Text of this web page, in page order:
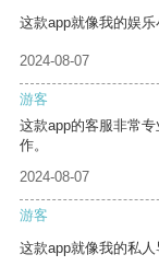
这款app就像我的娱乐
2024-08-07
游客
这款app的客服非常
作。
2024-08-07
游客
这款app就像我的私人